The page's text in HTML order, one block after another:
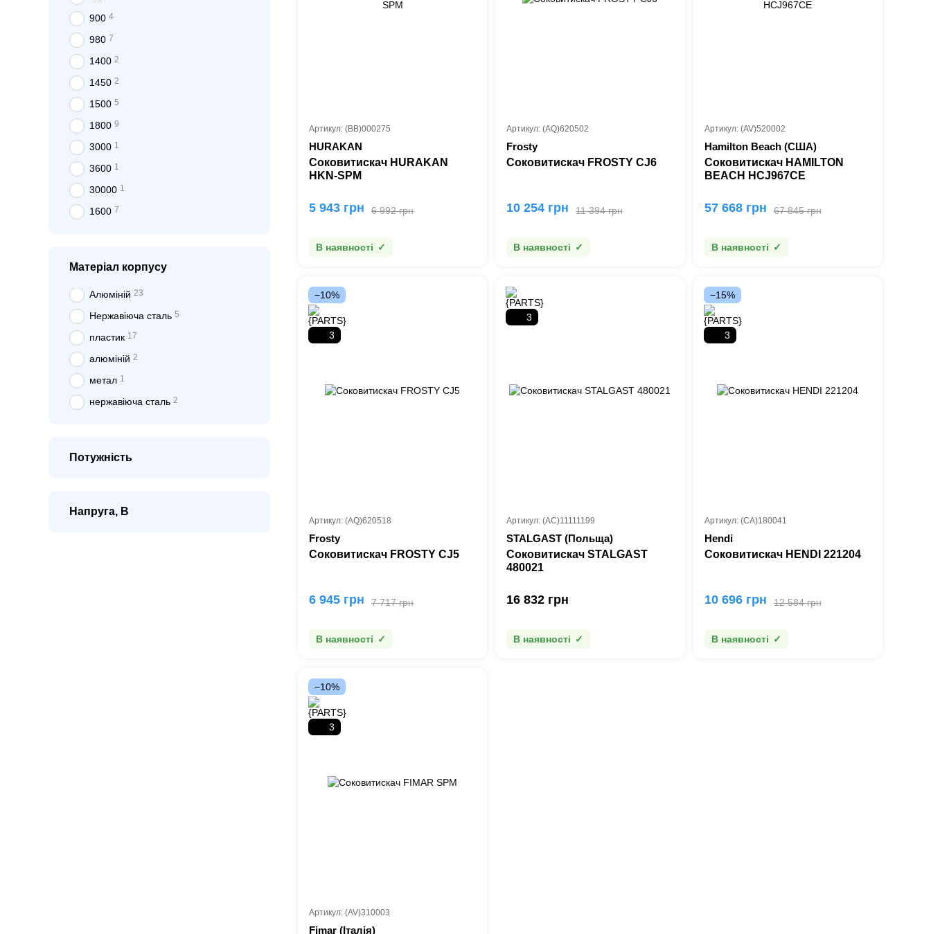
Артикул: (BB)000275
HURAKAN
Соковитискач HURAKAN
HKN-SPM
6 992 грн
5 943 грн
В наявності
Артикул: (AQ)620502
Frosty
Соковитискач FROSTY CJ6
11 394 грн
10 254 грн
В наявності
Артикул: (AV)520002
Hamilton Beach (США)
Соковитискач HAMILTON
BEACH HCJ967CE
67 845 грн
57 668 грн
В наявності
−10%
3
Артикул: (AQ)620518
Frosty
Соковитискач FROSTY CJ5
7 717 грн
6 945 грн
В наявності
3
Артикул: (AC)11111199
STALGAST (Польща)
Соковитискач STALGAST
480021
16 832 грн
В наявності
−15%
3
Артикул: (СА)180041
Hendi
Соковитискач HENDI 221204
12 584 грн
10 696 грн
В наявності
−10%
3
Артикул: (AV)310003
Fimar (Італія)
900 4
980 7
1400 2
1450 2
1500 5
1800 9
3000 1
3600 1
30000 1
1600 7
Матеріал корпусу
Алюміній 23
Нержавіюча сталь 5
пластик 17
алюміній 2
метал 1
нержавіюча сталь 2
Потужність
Напруга, В